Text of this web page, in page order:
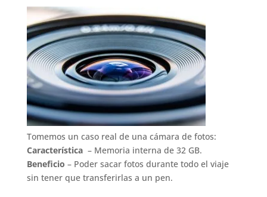
Tomemos un caso real de una cámara de fotos:
Característica– Memoria interna de 32 GB.
Beneficio – Poder sacar fotos durante todo el viaje
sin tener que transferirlas a un pen.